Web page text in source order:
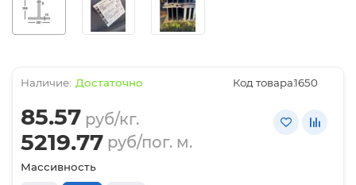
Достаточно Код товара:1650
85.57 руб/кг.
5219.77 руб/пог. м.
Массивность